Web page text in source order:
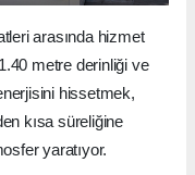
arasında hizmet
metre derinliği ve
hissetmek,
kısa süreliğine
yaratıyor.